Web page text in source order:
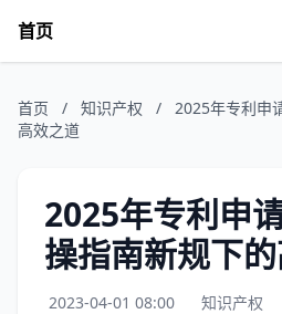
首页
首页 / 知识产权 /
2025年专利申
高效之道
2025年专利申
操指南新规下
2023-04-01 08:00 知识产权